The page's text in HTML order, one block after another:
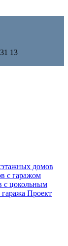
13
домов
с гаражом
с цокольным
Проект